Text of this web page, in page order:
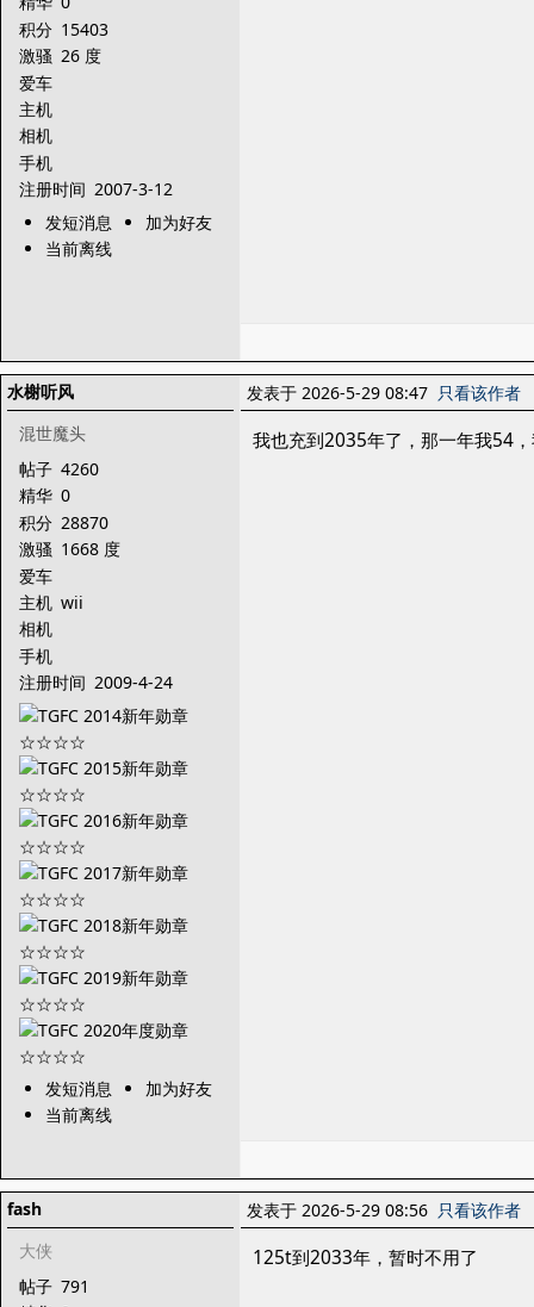
积分 15403
激骚 26 度
爱车
主机
相机
手机
注册时间 2007-3-12
发短消息
加为好友
当前离线
水榭听风
混世魔头
帖子 4260
精华 0
积分 28870
激骚 1668 度
爱车
主机 wii
相机
手机
注册时间 2009-4-24
发短消息
加为好友
当前离线
发表于 2026-5-29 08:47 只看该作者
我也充到2035年了，那一年我54
fash
大侠
帖子 791
发表于 2026-5-29 08:56 只看该作者
125t到2033年，暂时不用了